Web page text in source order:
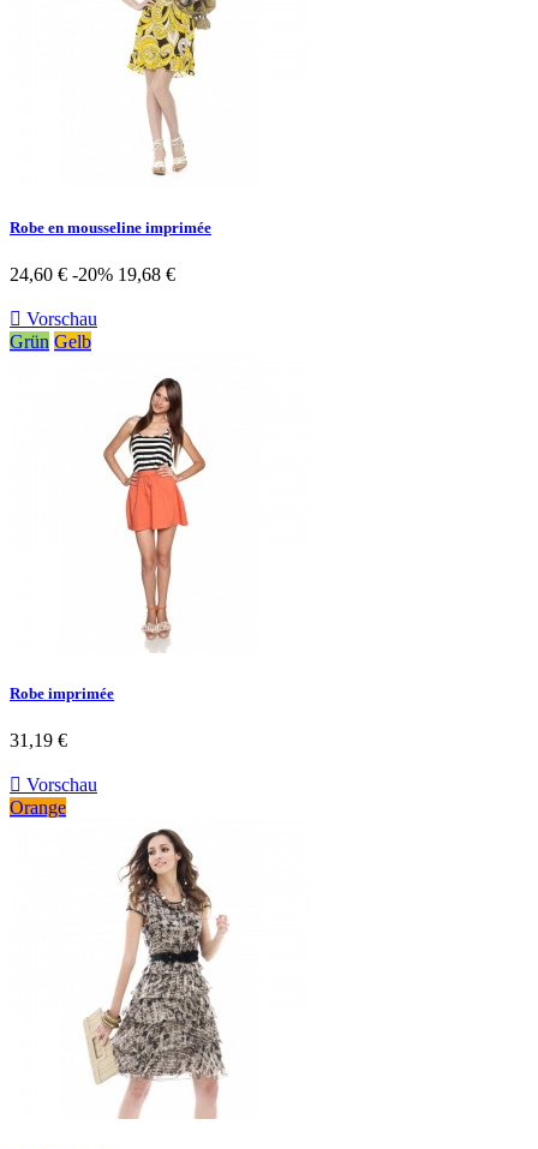
Robe en mousseline imprimée
24,60 € -20% 19,68 €
 Vorschau
Grün Gelb
Robe imprimée
31,19 €
 Vorschau
Orange